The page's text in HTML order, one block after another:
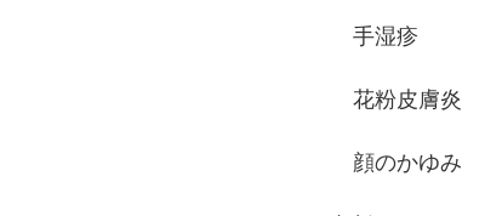
手湿疹
花粉皮膚炎
顔のかゆみ